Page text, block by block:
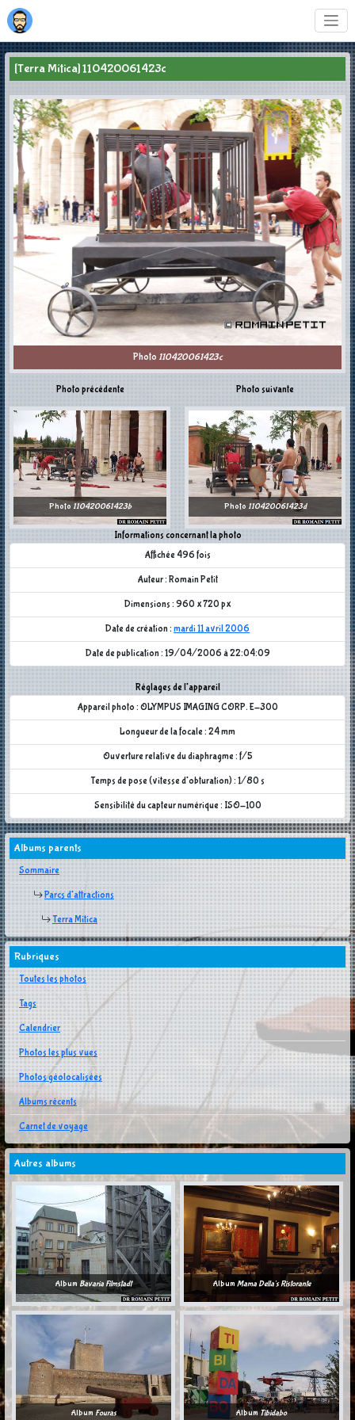
[Terra Mítica] 110420061423c
Photo 110420061423c
Photo précédente
Photo 110420061423b
Informations concernant la photo
Affichée 496 fois
Auteur : Romain Petit
Dimensions : 960 x 720 px
Date de création : mardi 11 avril 2006
Date de publication : 19/04/2006 à 22:04:09
Réglages de l'appareil
Appareil photo : OLYMPUS IMAGING CORP. E-300
Longueur de la focale : 24 mm
Ouverture relative du diaphragme : f/5
Temps de pose (vitesse d'obturation) : 1/80 s
Sensibilité du capteur numérique : ISO-100
Photo suivante
Photo 110420061423d
Albums parents
Sommaire
Parcs d'attractions
Terra Mítica
Rubriques
Toutes les photos
Tags
Calendrier
Photos les plus vues
Photos géolocalisées
Albums récents
Carnet de voyage
Autres albums
Album Bavaria Filmstadt Album Mama Della's Ristorante
Album Fouras AlbumTibidabo